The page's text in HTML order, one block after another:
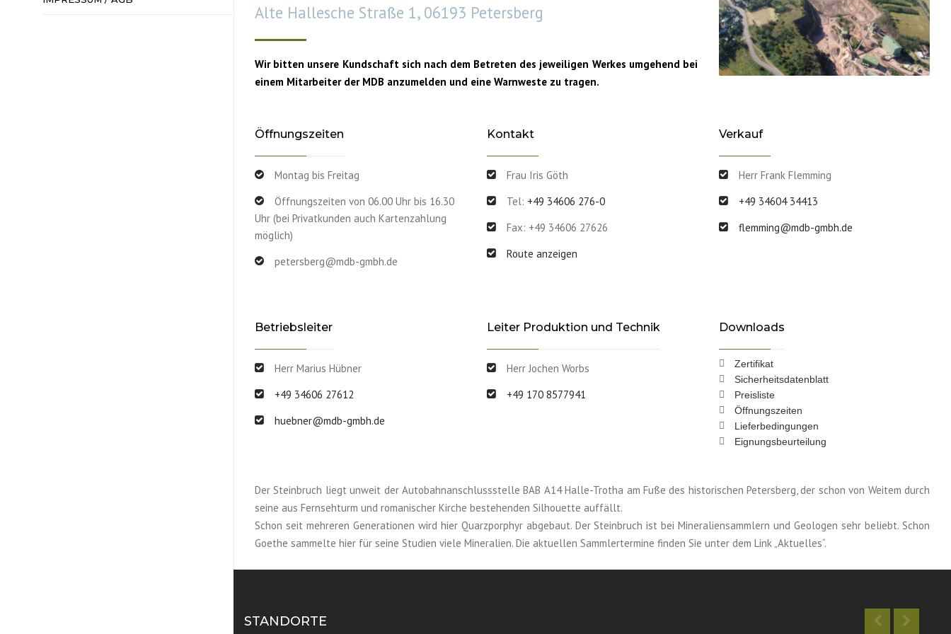
Alte Hallesche Straße 1, 06193 Petersberg
Wir bitten unsere Kundschaft sich nach dem Betreten des jeweiligen Werkes umgehend bei
einem Mitarbeiter der MDB anzumelden und eine Warnweste zu tragen.
Öffnungszeiten
Montag bis Freitag
Öffnungszeiten von 06.00 Uhr bis 16.30
Uhr (bei Privatkunden auch Kartenzahlung
möglich)
petersberg@mdb-gmbh.de
Kontakt
Frau Iris Göth
Tel: +49 34606 276-0
Fax: +49 34606 27626
Route anzeigen
Verkauf
Herr Frank Flemming
+49 34604 34413
flemming@mdb-gmbh.de
Betriebsleiter
Herr Marius Hübner
+49 34606 27612
huebner@mdb-gmbh.de
Leiter Produktion und Technik
Herr Jochen Worbs
+49 170 8577941
Downloads
Zertifikat
Sicherheitsdatenblatt
Preisliste
Öffnungszeiten
Lieferbedingungen
Eignungsbeurteilung
Der Steinbruch liegt unweit der Autobahnanschlussstelle BAB A14 Halle-Trotha am Fuße des historischen Petersberg, der schon von Weitem durch
seine aus Fernsehturm und romanischer Kirche bestehenden Silhouette auffällt.
Schon seit mehreren Generationen wird hier Quarzporphyr abgebaut. Der Steinbruch ist bei Mineraliensammlern und Geologen sehr beliebt. Schon
Goethe sammelte hier für seine Studien viele Mineralien. Die aktuellen Sammlertermine finden Sie unter dem Link „Aktuelles“.
STANDORTE